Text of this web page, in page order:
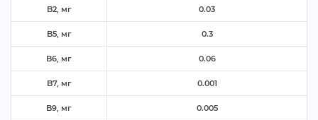
B2, м 0.03
B5, м 0.3
B6, м 0.06
B7, м 0.001
B9, м 0.005